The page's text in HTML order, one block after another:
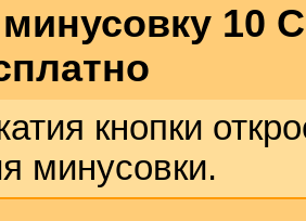
минусовку 10
кнопки
минусовки.